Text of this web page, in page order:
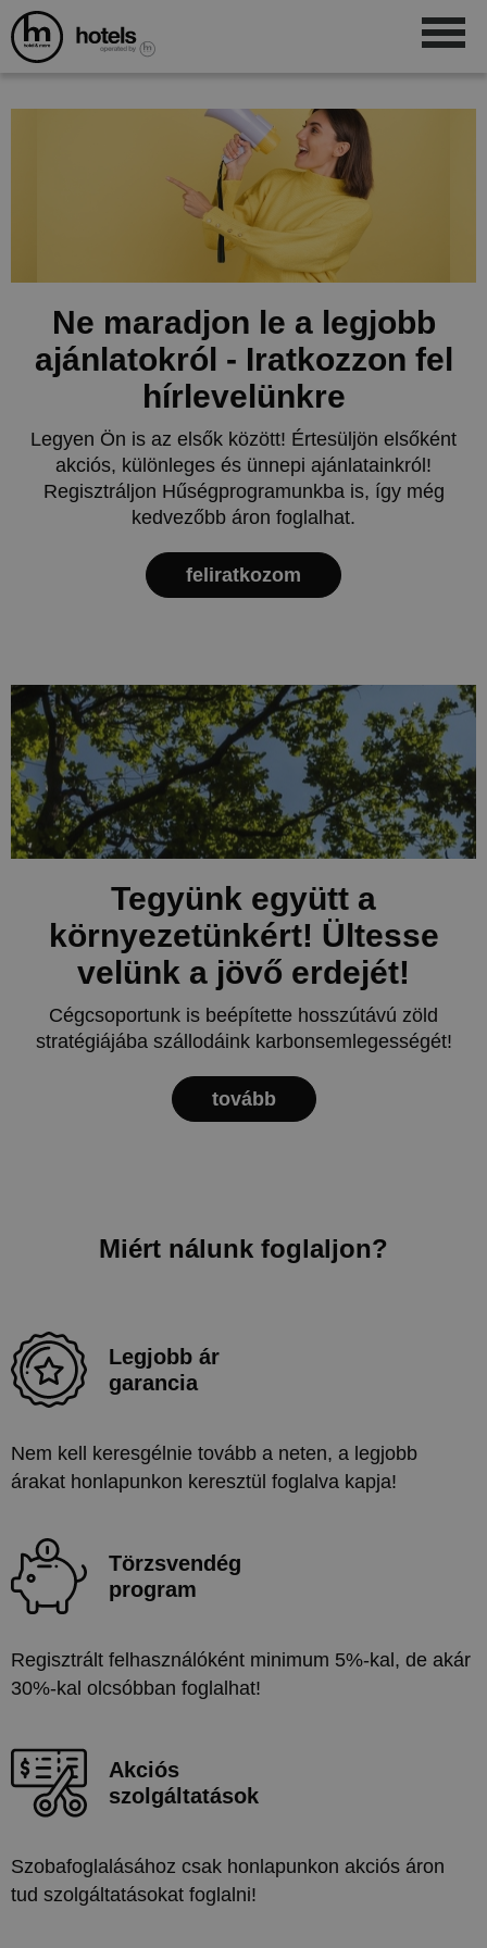
Ne maradjon le a legjobb
ajánlatokról - Iratkozzon fel
hírlevelünkre
Legyen Ön is az elsők között! Értesüljön elsőként
akciós, különleges és ünnepi ajánlatainkról!
Regisztráljon Hűségprogramunkba is, így még
kedvezőbb áron foglalhat.
feliratkozom
Tegyünk együtt a
környezetünkért! Ültesse
velünk a jövő erdejét!
Cégcsoportunk is beépítette hosszútávú zöld
stratégiájába szállodáink karbonsemlegességét!
tovább
Miért nálunk foglaljon?
Legjobb ár
garancia
Nem kell keresgélnie tovább a neten, a legjobb
árakat honlapunkon keresztül foglalva kapja!
Törzsvendég
program
Regisztrált felhasználóként minimum 5%-kal, de akár
30%-kal olcsóbban foglalhat!
Akciós
szolgáltatások
Szobafoglalásához csak honlapunkon akciós áron
tud szolgáltatásokat foglalni!